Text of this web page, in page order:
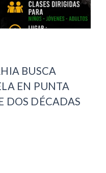
BUSCA
EN PUNTA
DOS DÉCADAS